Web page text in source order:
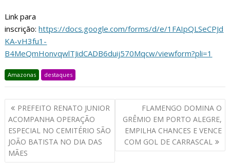
Link para
inscrição:https://docs.google.com/forms/d/e/1FAIpQLSeCPJd
KA-vH3fu1-
B4MeQmHonvqwlTJidCADB6duij570Mqcw/viewform?pli=1
Amazonas destaques
PREFEITO RENATO JUNIOR
ACOMPANHA OPERAÇÃO
ESPECIAL NO CEMITÉRIO SÃO
JOÃO BATISTA NO DIA DAS
MÃES
FLAMENGO DOMINA O
GRÊMIO EM PORTO ALEGRE,
EMPILHA CHANCES E VENCE
COM GOL DE CARRASCAL